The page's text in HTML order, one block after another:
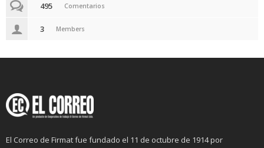
495 Comentarios
3 Members
El Correo de Firmat fue fundado el 11 de octubre de 1914 por